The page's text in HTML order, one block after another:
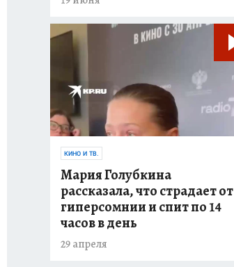
КИНО И ТВ.
Мария Голубкина
рассказала, что страдает от
гиперсомнии и спит по 14
часов в день
29 апреля